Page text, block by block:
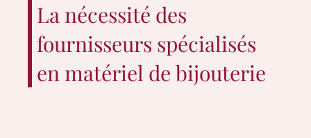
La nécessité des
fournisseurs spécialisés
en matériel de bijouterie